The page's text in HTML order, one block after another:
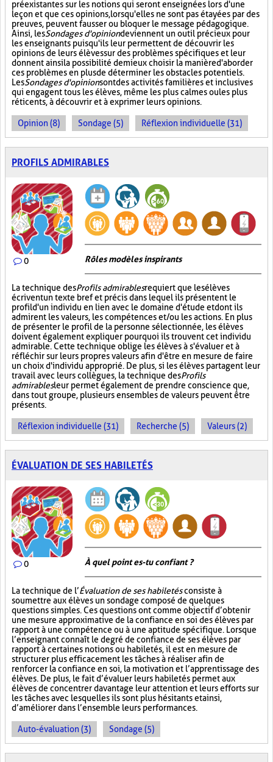
préexistantes sur les notions qui seront enseignées lors d'une
leçon et que ces opinions, lorsqu'elles ne sont pas étayées par des
preuves, peuvent fausser ou bloquer le message pédagogique.
Ainsi, lesSondages d'opiniondeviennent un outil précieux pour
les enseignants puisqu'ils leur permettent de découvrir les
opinions de leurs élèves sur des problèmes spécifiques et leur
donnent ainsi la possibilité de mieux choisir la manière d'aborder
ces problèmes en plus de déterminer les obstacles potentiels.
LesSondages d'opinionsont des activités familières et inclusives
qui engagent tous les élèves, même les plus calmes ou les plus
réticents, à découvrir et à exprimer leurs opinions.
Opinion (8) Sondage (5) Réflexion individuelle (31)
PROFILS ADMIRABLES
0 Rôles modèles inspirants
La technique desProfils admirablesrequiert que les élèves
écrivent un texte bref et précis dans lequel ils présentent le
profil d'un individu en lien avec le domaine d'étude et dont ils
admirent les valeurs, les compétences et/ou les actions. En plus
de présenter le profil de la personne sélectionnée, les élèves
doivent également expliquer pourquoi ils trouvent cet individu
admirable. Cette technique oblige les élèves à s'évaluer et à
réfléchir sur leurs propres valeurs afin d'être en mesure de faire
un choix d'individu approprié. De plus, si les élèves partagent leur
travail avec leurs collègues, la technique desProfils
admirablesleur permet également de prendre conscience que,
dans tout groupe, plusieurs ensembles de valeurs peuvent être
présents.
Réflexion individuelle (31) Recherche (5) Valeurs (2)
ÉVALUATION DE SES HABILETÉS
0 À quel point es-tu confiant ?
La technique de l’Évaluation de ses habiletésconsiste à
soumettre aux élèves un sondage composé de quelques
questions simples. Ces questions ont comme objectif d’obtenir
une mesure approximative de la confiance en soi des élèves par
rapport à une compétence ou à une aptitude spécifique. Lorsque
l’enseignant connaît le degré de confiance de ses élèves par
rapport à certaines notions ou habiletés, il est en mesure de
structurer plus efficacement les tâches à réaliser afin de
renforcer la confiance en soi, la motivation et l’apprentissage des
élèves. De plus, le fait d’évaluer leurs habiletés permet aux
élèves de concentrer davantage leur attention et leurs efforts sur
les tâches avec lesquelles ils sont plus hésitants et ainsi,
d’améliorer dans l’ensemble leurs performances.
Auto-évaluation (3) Sondage (5)